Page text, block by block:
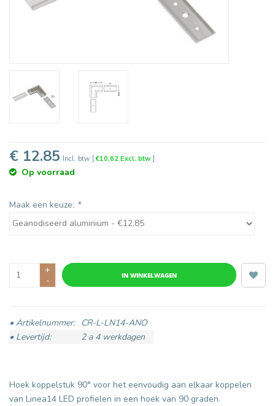
€ 12.85 Incl. btw [€10,62 Excl. btw]
Op voorraad
Maak een keuze: *
+
-
IN WINKELWAGEN
• Artikelnummer:
CR-L-LN14-ANO
• Levertijd:
2 a 4 werkdagen
Hoek koppelstuk 90° voor het eenvoudig aan elkaar koppelen
van Linea14 LED profielen in een hoek van 90 graden.